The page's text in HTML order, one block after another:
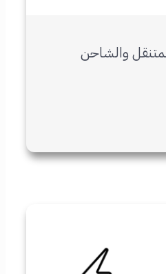
والشاحن